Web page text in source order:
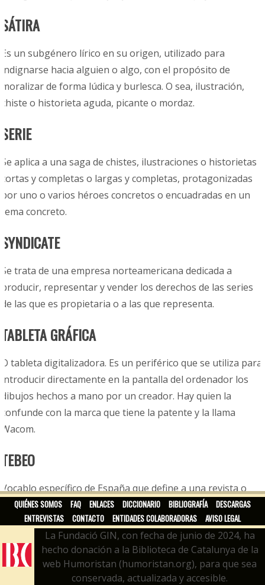
SÁTIRA
Es un subgénero lírico en su origen, utilizado para
indignarse hacia alguien o algo, con el propósito de
moralizar de forma lúdica y burlesca. O sea, ilustración,
chiste o historieta aguda, picante o mordaz.
SERIE
Se aplica a una saga de chistes, ilustraciones o historietas
cortas y completas o largas y completas, protagonizadas
por uno o varios héroes concretos o encuadradas en un
tema concreto.
SYNDICATE
Se trata de una empresa norteamericana dedicada a
producir, representar y vender los derechos de las series
de las que es propietaria o a las que representa.
TABLETA GRÁFICA
O tableta digitalizadora. Es un periférico que se utiliza para
introducir directamente en la pantalla del ordenador los
dibujos hechos a mano por un creador. Hay quien la
confunde con la marca que tiene la patente y la llama
Wacom.
TEBEO
Vocablo específico de España que define a una revista o
publicación de historietas. Esta expresión es una
derivación de la popular revistaTBO, fundada en 1917.
TEBEOS ONLINE
O tebeos digitales. Tebeos en papel que están escaneados
QUIÉNES SOMOS FAQ ENLACES DICCIONARIO BIBLIOGRAFÍA
DESCARGAS
ENTREVISTAS
CONTACTO ENTIDADES COLABORADORAS AVISO LEGAL
La Fundació GIN, con fecha de junio de 2024, ha
hecho donación a la Biblioteca de Catalunya de la
web Humoristan (humoristan.org), para que sea
conservada, actualizada y accesible.